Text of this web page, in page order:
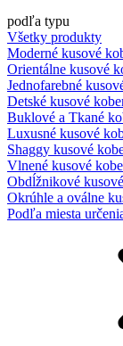
podľa typu
Všetky produkty
Moderné kusové
Orientálne kusové
Jednofarebné
Detské kusové
Buklové a Tkané
Luxusné kusové
Shaggy kusové
Vlnené kusové
Obdĺžnikové
Okrúhle a oválne
Podľa miesta